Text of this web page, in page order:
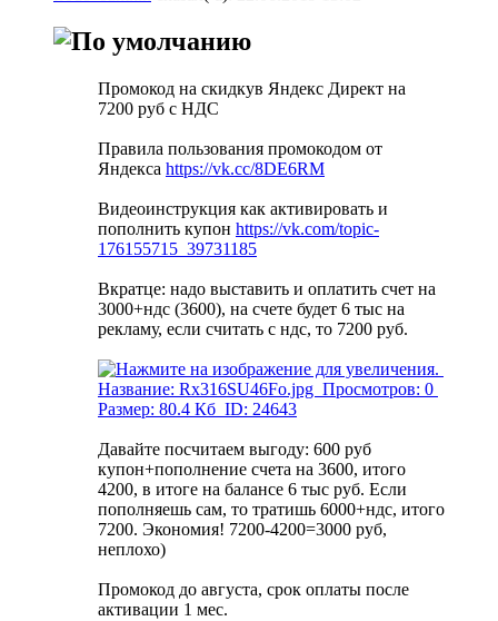
Промокод на скидкув Яндекс Директ на
7200 руб с НДС
Правила пользования промокодом от
Яндекса https://vk.cc/8DE6RM
Видеоинструкция как активировать и
пополнить купон https://vk.com/topic-
176155715_39731185
Вкратце: надо выставить и оплатить счет на
3000+ндс (3600), на счете будет 6 тыс на
рекламу, если считать с ндс, то 7200 руб.
Давайте посчитаем выгоду: 600 руб
купон+пополнение счета на 3600, итого
4200, в итоге на балансе 6 тыс руб. Если
пополняешь сам, то тратишь 6000+ндс, итого
7200. Экономия! 7200-4200=3000 руб,
неплохо)
Промокод до августа, срок оплаты после
активации 1 мес.